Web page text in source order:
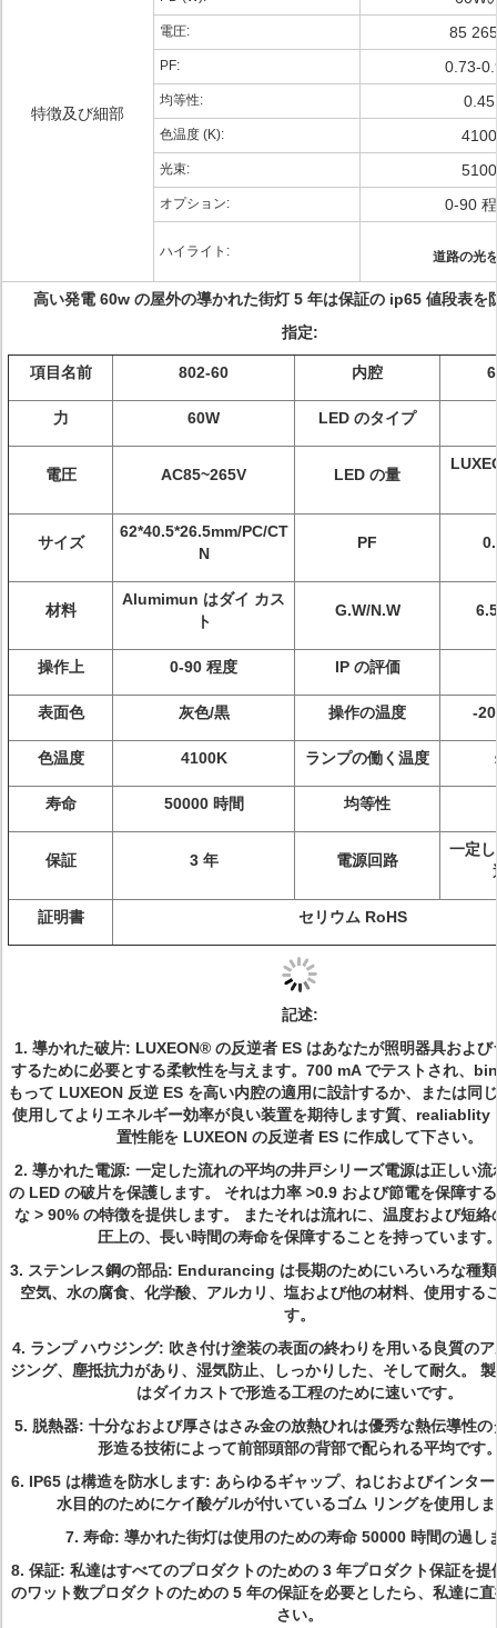
特徴及び細部
電圧: 85
PF: 0.73-
均等性: 0.45
色温度 (K): 4100
光束: 5100
オプション: 0-90
ハイライト: 道路の光
高い発電 60w の屋外の導かれた街灯 5 年は保証の ip65 値段表を
指定:
項目名前 802-60 内腔
力 60W LED のタイプ
電圧 AC85~265V LED の量
サイズ
62*40.5*26.5mm/PC/CT
N
PF
材料
Alumimun はダイ カス
ト
G.W/N.W
操作上 0-90 程度 IP の評価
表面色 灰色/黒 操作の温度 -
色温度 4100K ランプの働く温度
寿命 50000 時間 均等性
保証 3 年 電源回路
一定
証明書 セリウム RoHS
記述:
1. 導かれた破片: LUXEON® の反逆者 ES はあなたが照明器具および
するために必要とする柔軟性を与えます。700 mA でテストされ、
もって LUXEON 反逆 ES を高い内腔の適用に設計するか、または同
使用してよりエネルギー効率が良い装置を期待します質、realiablity
置性能を LUXEON の反逆者 ES に作成して下さい。
2. 導かれた電源: 一定した流れの平均の井戸シリーズ電源は正しい流
の LED の破片を保護します。 それは力率 >0.9 および節電を保障す
な > 90% の特徴を提供します。 またそれは流れに、温度および短絡
圧上の、長い時間の寿命を保障することを持っています
3. ステンレス鋼の部品: Endurancing は長期のためにいろいろな種
空気、水の腐食、化学酸、アルカリ、塩および他の材料、使用する
す。
4. ランプ ハウジング: 吹き付け塗装の表面の終わりを用いる良質の
ジング、塵抵抗力があり、湿気防止、しっかりした、そして耐久。
はダイカストで形造る工程のために速いです。
5. 脱熱器: 十分なおよび厚さはさみ金の放熱ひれは優秀な熱伝導性の
形造る技術によって前部頭部の背部で配られる平均です
6. IP65 は構造を防水します: あらゆるギャップ、ねじおよびインタ
水目的のためにケイ酸ゲルが付いているゴム リングを使用し
7. 寿命: 導かれた街灯は使用のための寿命 50000 時間の過し
8. 保証: 私達はすべてのプロダクトのための 3 年プロダクト保証を提
のワット数プロダクトのための 5 年の保証を必要としたら、私達に
さい。